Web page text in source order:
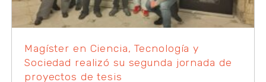
Magíster en Ciencia, Tecnología y
Sociedad realizó su segunda jornada de
proyectos de tesis